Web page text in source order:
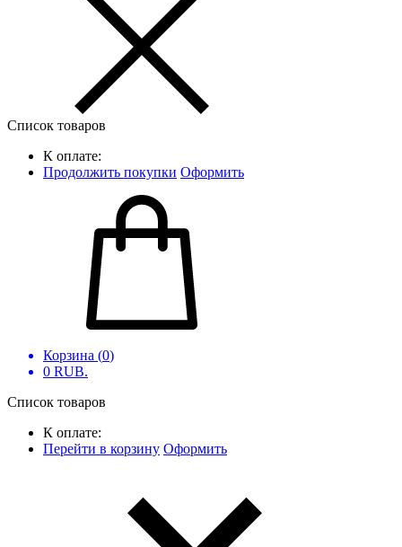
Список товаров
К оплате:
Продолжить покупки Оформить
Корзина (0)
0 RUB.
Список товаров
К оплате:
Перейти в корзину Оформить